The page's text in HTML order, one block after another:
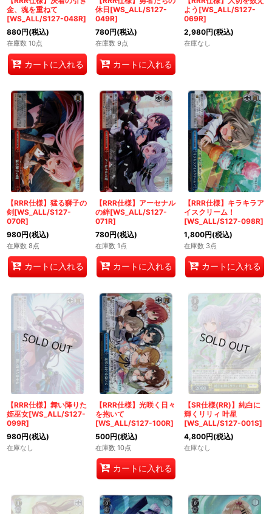
金、魂を重ねて
[WS_ALL/S127-048R]
880円(税込)
在庫数 10点
カートに入れる
休日[WS_ALL/S127-
049R]
780円(税込)
在庫数 9点
カートに入れる
よう[WS_ALL/S127-
069R]
2,980円(税込)
在庫なし
【RRR仕様】猛る獅子の
剣[WS_ALL/S127-
070R]
980円(税込)
在庫数 8点
カートに入れる
【RRR仕様】アーセナル
の絆[WS_ALL/S127-
071R]
780円(税込)
在庫数 1点
カートに入れる
【RRR仕様】キラキラア
イスクリーム！
[WS_ALL/S127-098R]
1,800円(税込)
在庫数 3点
カートに入れる
【RRR仕様】舞い降りた
姫巫女[WS_ALL/S127-
099R]
980円(税込)
在庫なし
【RRR仕様】光咲く日々
を抱いて
[WS_ALL/S127-100R]
500円(税込)
在庫数 10点
カートに入れる
【SR仕様(RR)】純白に
輝くリリィ 叶星
[WS_ALL/S127-001S]
4,800円(税込)
在庫なし